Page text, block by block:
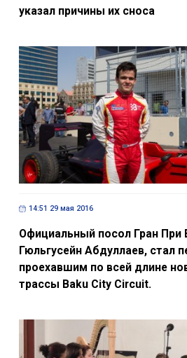
указал причины их сноса
14:51 29 мая 2016
Официальный посол Гран
Гюльгусейн Абдуллаев, стал
проехавшим по всей длине
трассы Baku City Circuit.